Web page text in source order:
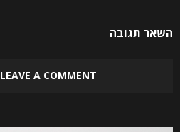
השאר תגובה
A COMMENT